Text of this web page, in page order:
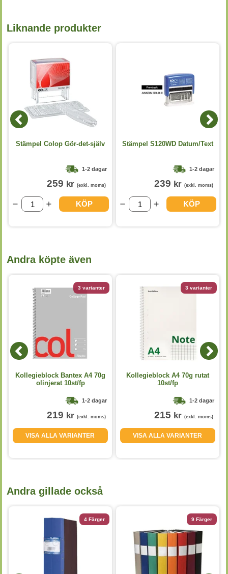
Liknande produkter
Stämpel Colop Gör-det-själv
1-2 dagar
259 kr (exkl. moms)
KÖP
Stämpel S120WD Datum/Text
1-2 dagar
239 kr (exkl. moms)
KÖP
Andra köpte även
3 varianter
Kollegieblock Bantex A4 70g
olinjerat 10st/fp
1-2 dagar
219 kr (exkl. moms)
VISA ALLA VARIANTER
3 varianter
Kollegieblock A4 70g rutat
10st/fp
1-2 dagar
215 kr (exkl. moms)
VISA ALLA VARIANTER
Andra gillade också
4 Färger 9 Färger